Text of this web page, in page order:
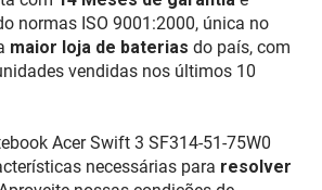
normas ISO 9001:2000, única no
maior loja de baterias do país, com
vendidas nos últimos 10
Acer Swift 3 SF314-51-75W0
necessárias para resolver